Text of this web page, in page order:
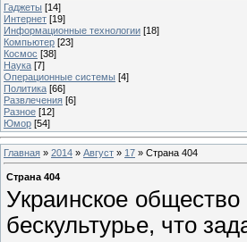
Гаджеты [14]
Интернет [19]
Информационные технологии [18]
Компьютер [23]
Космос [38]
Наука [7]
Операционные системы [4]
Политика [66]
Развлечения [6]
Разное [12]
Юмор [54]
Главная » 2014 » Август » 17 » Страна 404
Страна 404
Украинское
бескультурье, что